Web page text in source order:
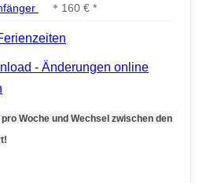
160 € *
- Änderungen online
Woche und Wechsel zwischen den